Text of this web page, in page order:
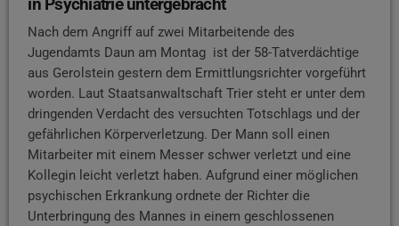
Nach dem Angriff auf zwei Mitarbeitende des
Jugendamts Daun am Montag ist der 58-Tatverdächtige
aus Gerolstein gestern dem Ermittlungsrichter vorgeführt
worden. Laut Staatsanwaltschaft Trier steht er unter dem
dringenden Verdacht des versuchten Totschlags und der
gefährlichen Körperverletzung. Der Mann soll einen
Mitarbeiter mit einem Messer schwer verletzt und eine
Kollegin leicht verletzt haben. Aufgrund einer möglichen
psychischen Erkrankung ordnete der Richter die
Unterbringung des Mannes in einem geschlossenen